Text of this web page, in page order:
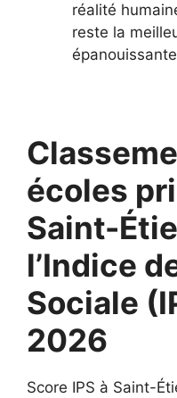
réalité
reste la
écoles
Saint-
l’Indice
Sociale
2026
Score IPS à Saint-